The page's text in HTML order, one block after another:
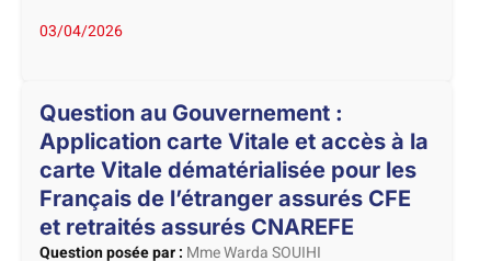
03/04/2026
Question au Gouvernement :
Application carte Vitale et accès à la
carte Vitale dématérialisée pour les
Français de l’étranger assurés CFE
et retraités assurés CNAREFE
Question posée par : Mme Warda SOUIHI